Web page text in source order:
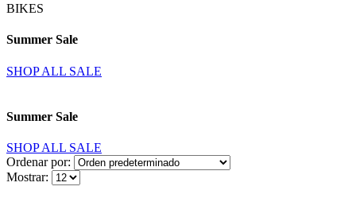
BIKES
Summer Sale
SHOP ALL SALE
Summer Sale
SHOP ALL SALE
Ordenar por:
Mostrar: